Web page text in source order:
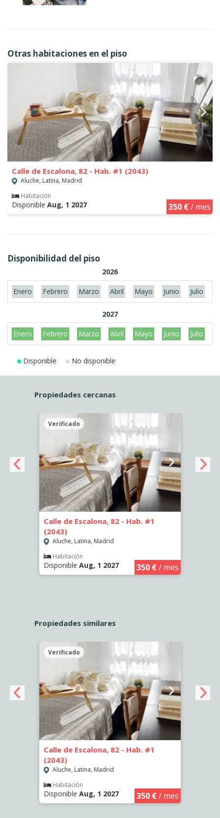
Otras habitaciones en el piso
Calle de Escalona, 82 - Hab. #1 (2043)
Aluche, Latina, Madrid
Habitación
Disponible Aug, 1 2027 350 €/ mes
Disponibilidad del piso
2026
Enero Febrero Marzo Abril Mayo Junio Julio
2027
Enero Febrero Marzo Abril Mayo Junio Julio
Disponible No disponible
Propiedades cercanas
Verificado
Calle de Escalona, 82 - Hab. #1
(2043)
Aluche, Latina, Madrid
Habitación
Disponible Aug, 1 2027 350 €/ mes
Propiedades similares
Verificado
Calle de Escalona, 82 - Hab. #1
(2043)
Aluche, Latina, Madrid
Habitación
Disponible Aug, 1 2027 350 €/ mes